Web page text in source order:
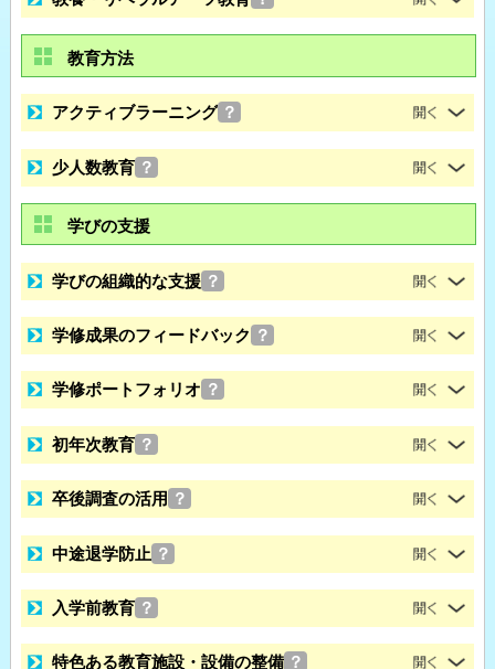
教育方法
アクティブラーニング ？
少人数教育 ？
学びの支援
学びの組織的な支援 ？
学修成果のフィードバック ？
学修ポートフォリオ ？
初年次教育 ？
卒後調査の活用 ？
中途退学防止 ？
入学前教育 ？
特色ある教育施設・設備の整備 ？